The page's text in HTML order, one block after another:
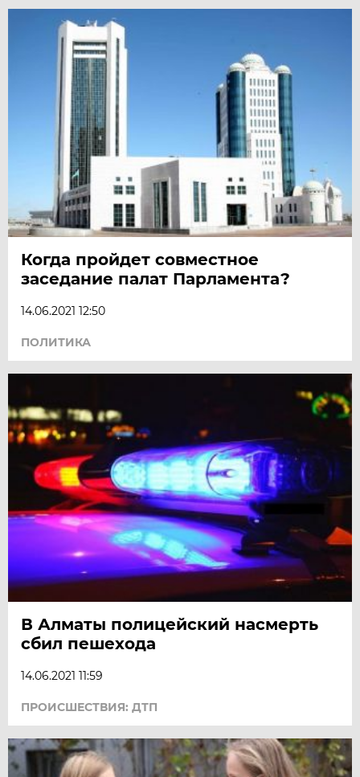
Когда пройдет совместное
заседание палат Парламента?
14.06.2021 12:50
ПОЛИТИКА
В Алматы полицейский насмерть
сбил пешехода
14.06.2021 11:59
ПРОИСШЕСТВИЯ: ДТП